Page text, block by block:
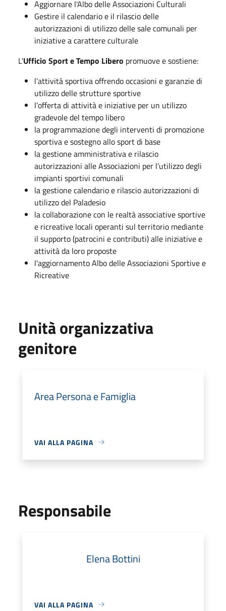
Aggiornare l'Albo delle Associazioni Culturali
Gestire il calendario e il rilascio delle
autorizzazioni di utilizzo delle sale comunali per
iniziative a carattere culturale
L'Ufficio Sport e Tempo Libero promuove e sostiene:
l’attività sportiva offrendo occasioni e garanzie di
utilizzo delle strutture sportive
l’offerta di attività e iniziative per un utilizzo
gradevole del tempo libero
la programmazione degli interventi di promozione
sportiva e sostegno allo sport di base
la gestione amministrativa e rilascio
autorizzazioni alle Associazioni per l’utilizzo degli
impianti sportivi comunali
la gestione calendario e rilascio autorizzazioni di
utilizzo del Paladesio
la collaborazione con le realtà associative sportive
e ricreative locali operanti sul territorio mediante
il supporto (patrocini e contributi) alle iniziative e
attività da loro proposte
l'aggiornamento Albo delle Associazioni Sportive e
Ricreative
Unità organizzativa
genitore
Area Persona e Famiglia
VAI ALLA PAGINA
Responsabile
Elena Bottini
VAI ALLA PAGINA